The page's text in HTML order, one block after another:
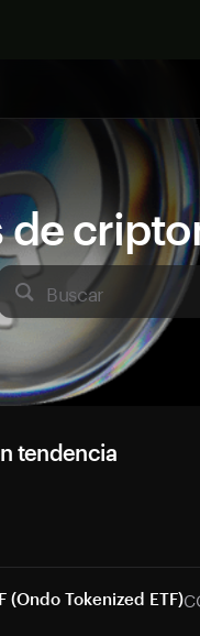
de
Buscar
tendencia
(Ondo Tokenized ETF)